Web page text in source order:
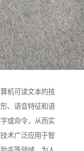
机可读文本的技
、语音特征和语
或命令，从而实
术广泛应用于智